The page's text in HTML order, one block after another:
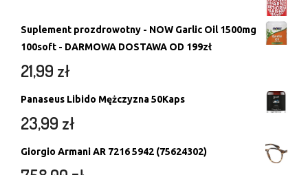
Suplement prozdrowotny - NOW Garlic Oil 1500mg
100soft - DARMOWA DOSTAWA OD 199zł
21,99 zł
Panaseus Libido Mężczyzna 50Kaps
23,99 zł
Giorgio Armani AR 7216 5942 (75624302)